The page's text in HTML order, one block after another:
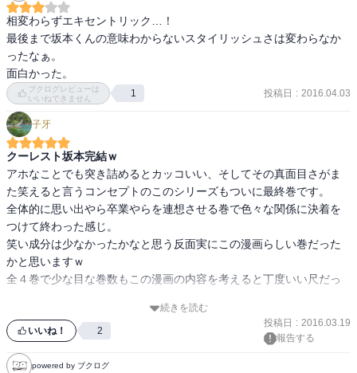
相変わらずエキセントリック…！
最後まで坂本くんの意味わからないスタイリッシュさは変わらなか
ったなぁ。
面白かった。
ブクログレビューは
いいねできません
1 投稿日 : 2016.04.03
子牙
クーレスト坂本完結ｗ
アホなことでも突き詰めるとカッコいい、そしてその真面目さがま
た笑えると言うコンセプトのこのシリーズもついに最終巻です。
全体的に思い出やら卒業やらを連想させる巻で色々な関係に決着を
つけて終わった感じ。
笑い成分は少なかったかなと思う反面実にこの漫画らしい巻だった
かと思いますｗ
全４巻で少な目な巻数もこの漫画の内容を考えると丁度いい尺だっ
絵柄が好き嫌い分かれそうですが、気になったら読んでみることを
オススメできますよｗ
続きを読む
いいね！ 2
投稿日 : 2016.03.19
報告する
powered by ブクログ